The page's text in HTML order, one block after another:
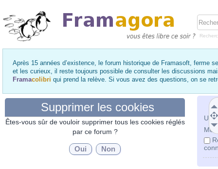
Après 15 années d’existence, le forum historique de Framasoft, ferme
et les curieux, il reste toujours possible de consulter les discussions
Framacolibri qui prend la relève. Si vous avez des questions, on se
Mot
Supprimer les cookies
Êtes-vous sûr de vouloir supprimer tous les cookies réglés
par ce forum ?